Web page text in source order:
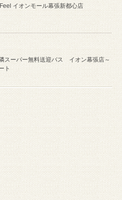
イオンモール幕張新都心店
隣スーパー無料送迎バス イオン幕張店～
ト